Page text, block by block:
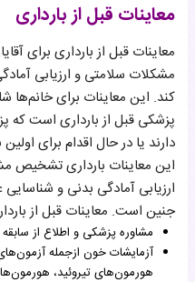
معاینات قبل از بارداری
معاینات قبل از بارداری برای
مشکلات سلامتی و ارزیابی
کند. این معاینات برای خانم‌ها
پزشکی قبل از بارداری است که
دارند یا در حال اقدام برای
این معاینات بارداری تشخیص
ارزیابی آمادگی بدنی و
جنین است. معاینات قبل از
مشاوره پزشکی و اطلاع از سابقه
آزمایشات خون ازجمله
هورمون‌های تیروئید،